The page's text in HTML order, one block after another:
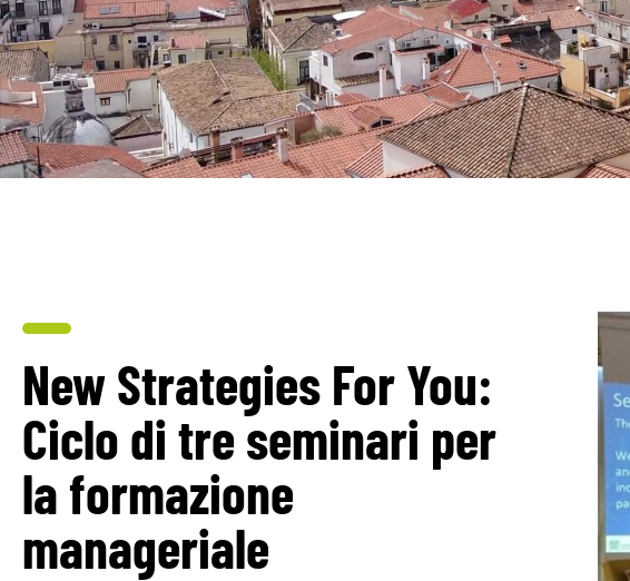
New Strategies For You:
Ciclo di tre seminari per
la formazione
manageriale ​